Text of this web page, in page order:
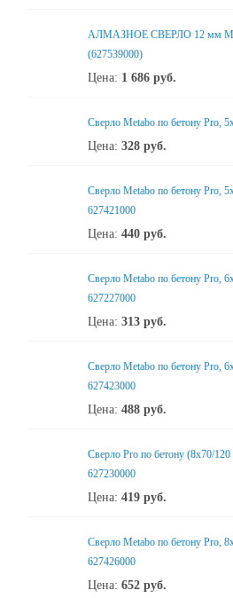
АЛМАЗНОЕ СВЕРЛО 12 мм
(627539000)
Цена: 1 686 руб.
Сверло Metabo по бетону Pro,
Цена: 328 руб.
Сверло Metabo по бетону Pro,
627421000
Цена: 440 руб.
Сверло Metabo по бетону Pro,
627227000
Цена: 313 руб.
Сверло Metabo по бетону Pro,
627423000
Цена: 488 руб.
Сверло Pro по бетону (8х70/
627230000
Цена: 419 руб.
Сверло Metabo по бетону Pro,
627426000
Цена: 652 руб.